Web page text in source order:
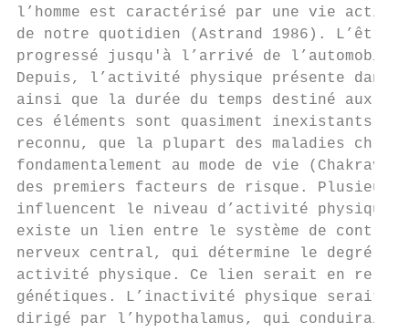
l’homme est caractérisé par une vie
de notre quotidien (Astrand 1986). L’être
progressé jusqu'à l’arrivé de
Depuis, l’activité physique présente
ainsi que la durée du temps destiné aux
ces éléments sont quasiment inexistants
reconnu, que la plupart des maladies
fondamentalement au mode de vie
des premiers facteurs de risque. Plusieurs
influencent le niveau d’activité physique
existe un lien entre le système de
nerveux central, qui détermine le degré
activité physique. Ce lien serait en
génétiques. L’inactivité physique serait
dirigé par l’hypothalamus, qui conduirait